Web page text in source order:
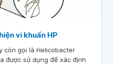
vi khuẩn HP
còn gọi là Helicobacter
được sử dụng để xác định